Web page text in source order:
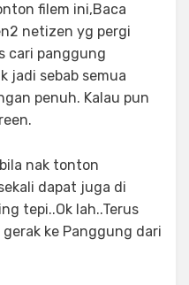
filem ini,Baca
netizen yg pergi
cari panggung
jadi sebab semua
penuh. Kalau pun
nak tonton
dapat juga di
tepi..Ok lah..Terus
ke Panggung dari